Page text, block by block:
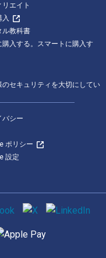
リエイト
ル教科書
購入する。スマートに購入す
のセキュリティを大切にしてい
バシー
ポリシー
設定